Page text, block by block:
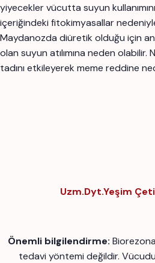
yiyecekler vücutta suyun
içeriğindeki fitokimyasallar
Maydanozda diüretik olduğu için
olan suyun atılımına neden olabilir.
tadını etkileyerek meme reddine
Uzm.Dyt.Yeşim
Önemli bilgilendirme:
tedavi yöntemi değildir.